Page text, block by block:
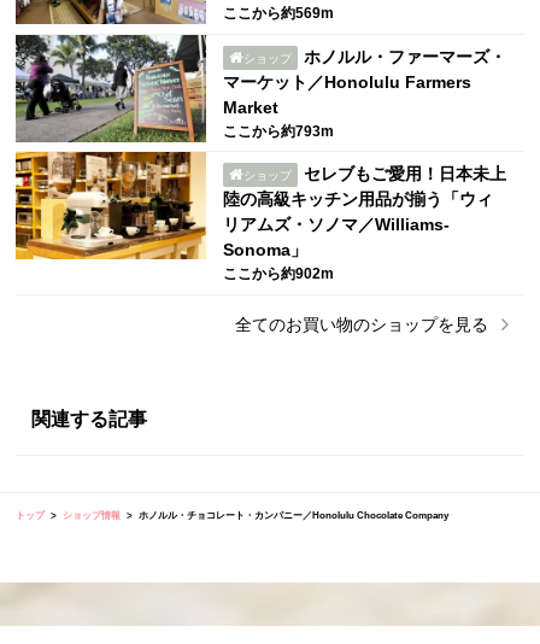
ここから約569m
ショップ
ホノルル・ファーマーズ・
マーケット／Honolulu Farmers
Market
ここから約793m
ショップ
セレブもご愛用！日本未上
陸の高級キッチン用品が揃う「ウィ
リアムズ・ソノマ／Williams-
Sonoma」
ここから約902m
全てのお買い物のショップを見る
関連する記事
トップ ショップ情報 ホノルル・チョコレート・カンパニー／Honolulu Chocolate Company